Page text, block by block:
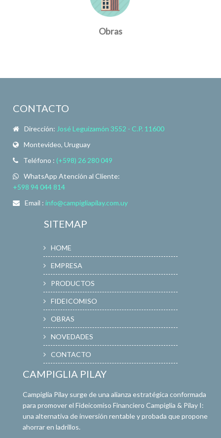
Obras
CONTACTO
Dirección: José Leguizamón 3552 - C.P. 11600
Montevideo, Uruguay
Teléfono : (+598) 26 280 049
WhatsApp Atención al Cliente:
+598 94 044 814
Email :info@campigliapilay.com.uy
SITEMAP
HOME
EMPRESA
PRODUCTOS
FIDEICOMISO
OBRAS
NOVEDADES
CONTACTO
CAMPIGLIA PILAY
Campiglia Pilay surge de una alianza estratégica conformada
para promover el Fideicomiso Financiero Campiglia & Pilay I:
una alternativa de inversión rentable y probada que propone
ahorrar en ladrillos.